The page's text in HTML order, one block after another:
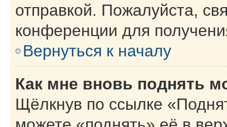
отправкой. Пожалуйста,
конференции для
Вернуться к началу
Как мне вновь поднять
Щёлкнув по ссылке